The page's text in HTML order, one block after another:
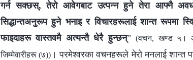
गर्न सक्छस्, तेरो आवेगबाट उत्पन्न हुने तेरा आफ्नै
सिद्धान्तअनुरूप हुने भनाइ र विचारहरूलाई शान्त रूपमा
फाइदाहरू वास्तवमै अत्यन्तै धेरै हुन्छन्”(वचन, खण्ड ५।
जिम्‍मेवारीहरू (७)) । परमेश्‍वरका वचनहरूले मेरो मनलाई शान्त